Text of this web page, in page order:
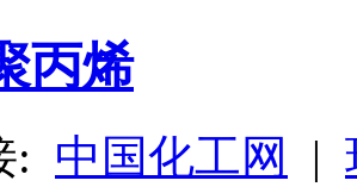
丙烯
: 中国化工网 |